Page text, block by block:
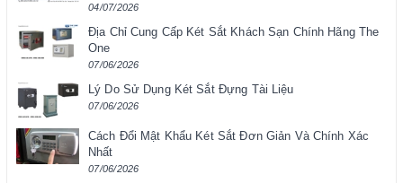
04/07/2026
Địa Chỉ Cung Cấp Két Sắt Khách Sạn Chính Hãng The
One
07/06/2026
Lý Do Sử Dụng Két Sắt Đựng Tài Liệu
07/06/2026
Cách Đổi Mật Khẩu Két Sắt Đơn Giản Và Chính Xác
Nhất
07/06/2026